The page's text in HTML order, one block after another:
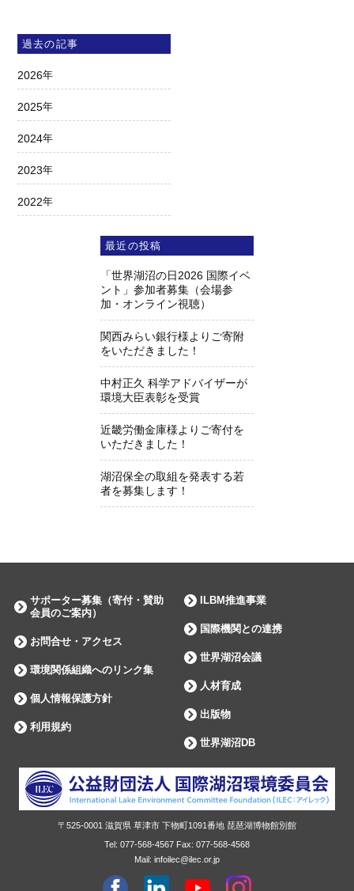
過去の記事
2026年
2025年
2024年
2023年
2022年
最近の投稿
「世界湖沼の日2026 国際イベ
ント」参加者募集（会場参
加・オンライン視聴）
関西みらい銀行様よりご寄附
をいただきました！
中村正久 科学アドバイザーが
環境大臣表彰を受賞
近畿労働金庫様よりご寄付を
いただきました！
湖沼保全の取組を発表する若
者を募集します！
ILBM推進事業
国際機関との連携
世界湖沼会議
人材育成
出版物
世界湖沼DB
サポーター募集（寄付・賛助
会員のご案内）
お問合せ・アクセス
環境関係組織へのリンク集
個人情報保護方針
利用規約
〒525-0001 滋賀県 草津市 下物町1091番地 琵琶湖博物館別館
Tel: 077-568-4567 Fax: 077-568-4568
Mail: infoilec@ilec.or.jp
youtube instagram